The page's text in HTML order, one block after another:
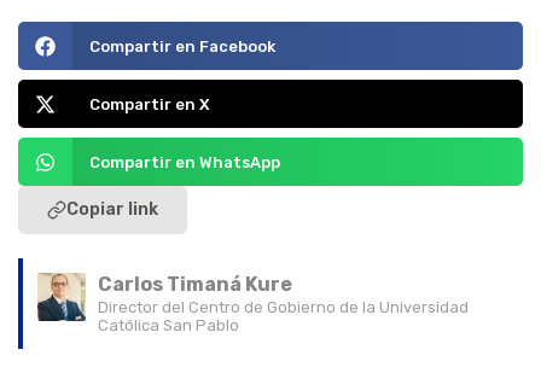
Compartir en Facebook
Compartir en X
Compartir en WhatsApp
Copiar link
Carlos Timaná Kure
Director del Centro de Gobierno de la Universidad
Católica San Pablo